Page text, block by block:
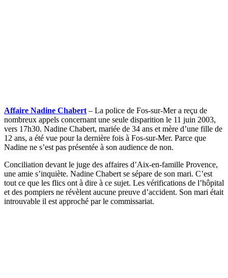
Affaire Nadine Chabert– La police de Fos-sur-Mer a reçu de
nombreux appels concernant une seule disparition le 11 juin 2003,
vers 17h30. Nadine Chabert, mariée de 34 ans et mère d’une fille de
12 ans, a été vue pour la dernière fois à Fos-sur-Mer. Parce que
Nadine ne s’est pas présentée à son audience de non.
Conciliation devant le juge des affaires d’Aix-en-famille Provence,
une amie s’inquiète. Nadine Chabert se sépare de son mari. C’est
tout ce que les flics ont à dire à ce sujet. Les vérifications de l’hôpital
et des pompiers ne révèlent aucune preuve d’accident. Son mari était
introuvable il est approché par le commissariat.